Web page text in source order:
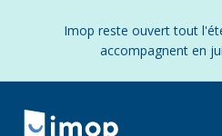
Imop reste ouvert tout
accompagnent en